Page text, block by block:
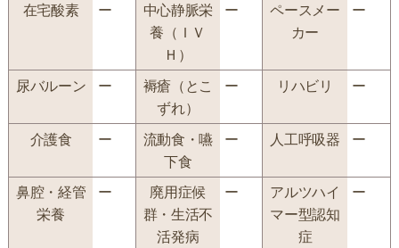
在宅酸素 ー
中心静脈栄
養（ＩＶ
Ｈ）
ー
ペースメー
カー
ー
尿バルーン ー
褥瘡（とこ
ずれ）
ー リハビリ ー
介護食 ー
流動食・嚥
下食
ー 人工呼吸器 ー
鼻腔・経管
栄養
ー
廃用症候
群・生活不
活発病
ー
アルツハイ
マー型認知
症
ー